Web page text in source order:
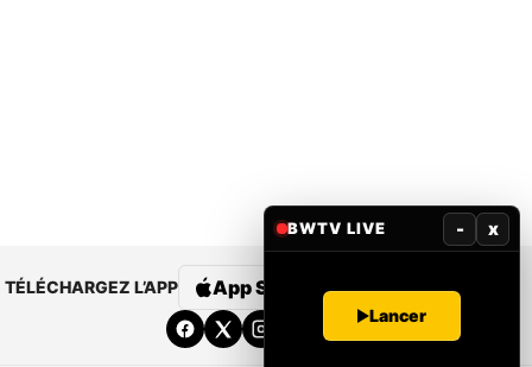
TÉLÉCHARGEZ L’APP App Store Google Play
BWTV LIVE - x
Lancer